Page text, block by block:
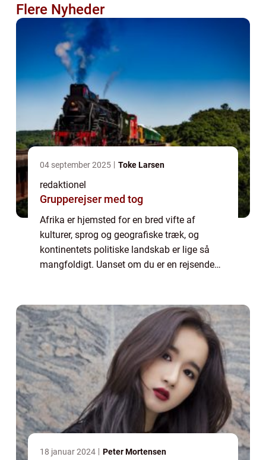
Flere Nyheder
04 september 2025 Toke Larsen
redaktionel
Grupperejser med tog
Afrika er hjemsted for en bred vifte af
kulturer, sprog og geografiske træk, og
kontinentets politiske landskab er lige så
mangfoldigt. Uanset om du er en rejsende
18 januar 2024 Peter Mortensen